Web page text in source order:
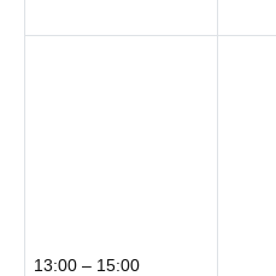
13:00 – 15:00